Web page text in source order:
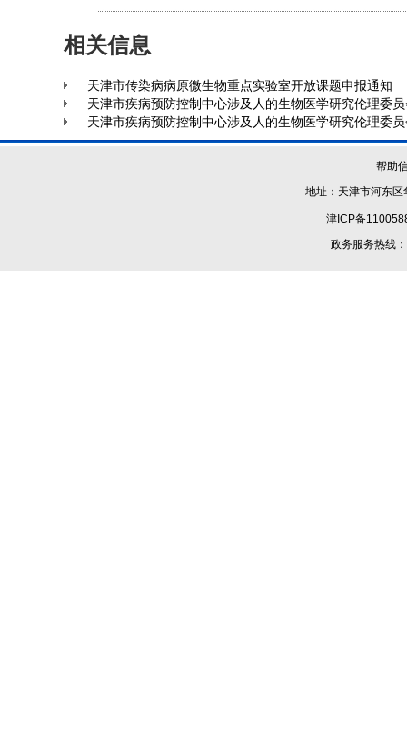
相关信息
天津市传染病病原微生物重点实验室开放课题申报通知
天津市疾病预防控制中心涉及人的生物医学研究伦理委
天津市疾病预防控制中心涉及人的生物医学研究伦理委
帮助
地址：天津市河
津ICP备
政务服务热线